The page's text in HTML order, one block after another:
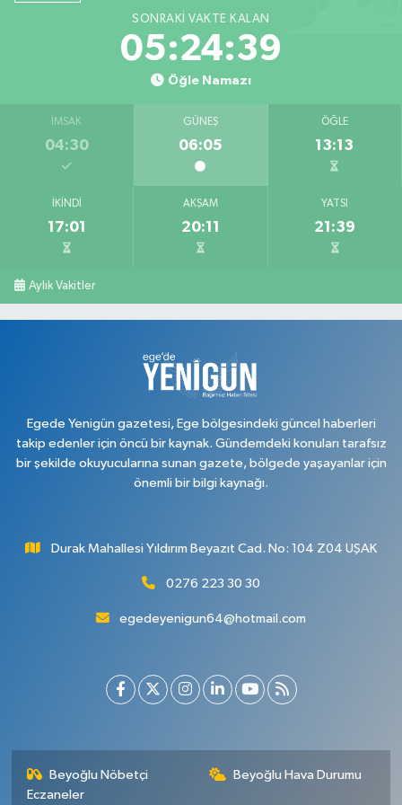
SONRAKI VAKTE KALAN
05:24:38
Öğle Namazı
İMSAK
04:30
GÜNEŞ
06:05
ÖĞLE
13:13
İKINDI
17:01
AKŞAM
20:11
YATSI
21:39
Aylık Vakitler
Egede Yenigün gazetesi, Ege bölgesindeki güncel haberleri
takip edenler için öncü bir kaynak. Gündemdeki konuları tarafsız
bir şekilde okuyucularına sunan gazete, bölgede yaşayanlar için
önemli bir bilgi kaynağı.
Durak Mahallesi Yıldırım Beyazıt Cad. No: 104 Z04 UŞAK
0276 223 30 30
egedeyenigun64@hotmail.com
Beyoğlu Nöbetçi
Eczaneler
Beyoğlu Hava Durumu